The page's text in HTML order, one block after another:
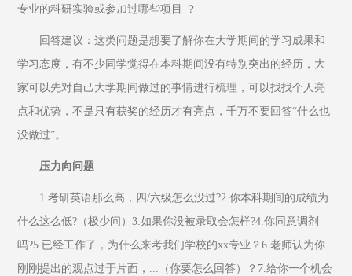
专业的科研实验或参加过哪些项目 ？
回答建议：这类问题是想要了解你在大学期间的学习成果和
学习态度，有不少同学觉得在本科期间没有特别突出的经历，大
家可以先对自己大学期间做过的事情进行梳理，可以找找个人亮
点和优势，不是只有获奖的经历才有亮点，千万不要回答“什么也
没做过”。
压力向问题
1.考研英语那么高，四/六级怎么没过?2.你本科期间的成绩为
什么这么低?（极少问）3.如果你没被录取会怎样?4.你同意调剂
吗?5.已经工作了，为什么来考我们学校的xx专业？6.老师认为你
刚刚提出的观点过于片面，...（你要怎么回答）？7.给你一个机会